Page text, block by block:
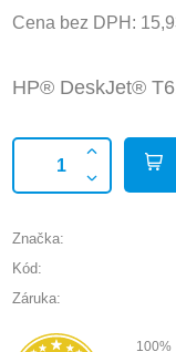
Cena bez DPH:
HP® DeskJet®
Značka:
Kód:
Záruka:
100%